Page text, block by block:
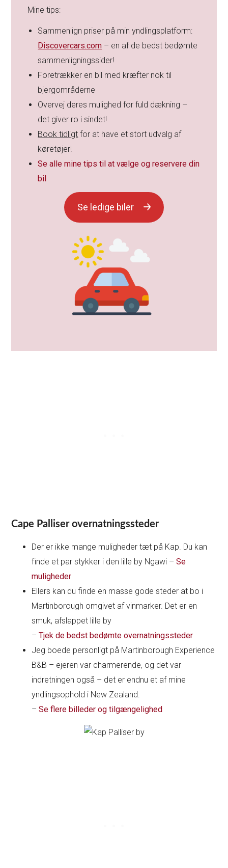
Mine tips:
Sammenlign priser på min yndlingsplatform:
Discovercars.com – en af de bedst bedømte
sammenligningssider!
Foretrækker en bil med kræfter nok til
bjergområderne
Overvej deres mulighed for fuld dækning –
det giver ro i sindet!
Book tidligt for at have et stort udvalg af
køretøjer!
Se alle mine tips til at vælge og reservere din
bil
Se ledige biler
Cape Palliser overnatningssteder
Der er ikke mange muligheder tæt på Kap. Du kan
finde et par stykker i den lille by Ngawi –Se
muligheder
Ellers kan du finde en masse gode steder at bo i
Martinborough omgivet af vinmarker. Det er en
smuk, afslappet lille by
–Tjek de bedst bedømte overnatningssteder
Jeg boede personligt på Martinborough Experience
B&B – ejeren var charmerende, og det var
indretningen også – det er endnu et af mine
yndlingsophold i New Zealand.
–Se flere billeder og tilgængelighed